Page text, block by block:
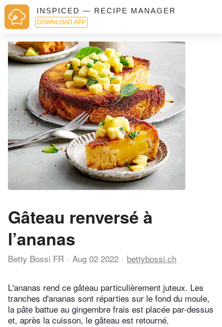
INSPICED — RECIPE MANAGER
DOWNLOAD APP
Gâteau renversé à
l’ananas
Betty Bossi FR Aug 02 2022 bettybossi.ch
L'ananas rend ce gâteau particulièrement juteux. Les
tranches d'ananas sont réparties sur le fond du moule,
la pâte battue au gingembre frais est placée par-dessus
et, après la cuisson, le gâteau est retourné.